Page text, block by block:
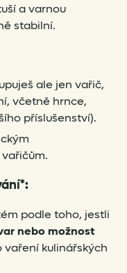
a varnou
stabilní.
ale jen vařič,
včetně hrnce,
příslušenství).
podle toho, jestli
nebo možnost
vaření kulinářských